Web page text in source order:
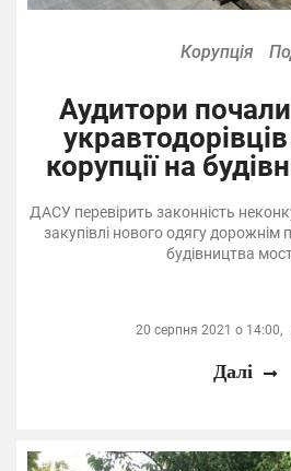
Корупція
Аудитори
корупції на
ДАСУ перевірить законність
закупівлі нового одягу дорожнім
будівництва
20 серпня 2021 о 14:00,
Далі